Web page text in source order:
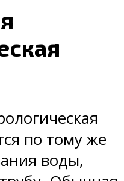
по тому же
воды,